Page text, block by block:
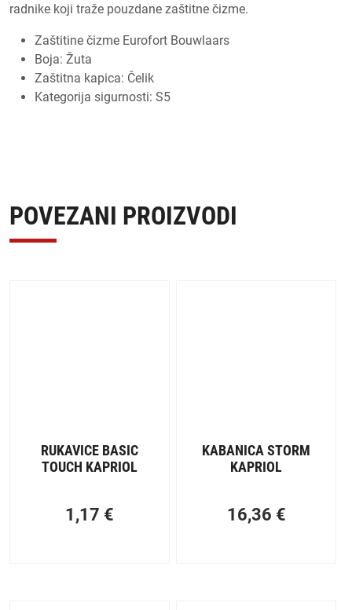
radnike koji traže pouzdane zaštitne čizme.
Zaštitine čizme Eurofort Bouwlaars
Boja: Žuta
Zaštitna kapica: Čelik
Kategorija sigurnosti: S5
POVEZANI PROIZVODI
RUKAVICE BASIC
TOUCH KAPRIOL
1,17 €
KABANICA STORM
KAPRIOL
16,36 €